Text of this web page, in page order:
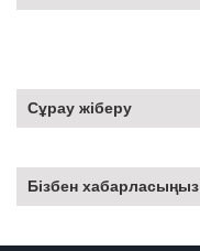
Сұрау жіберу
Бізбен хабарласыңыз